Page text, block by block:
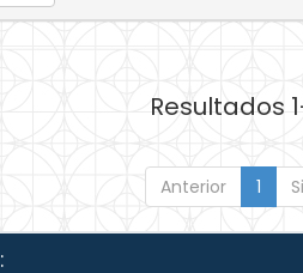
Resultados
Anterior 1